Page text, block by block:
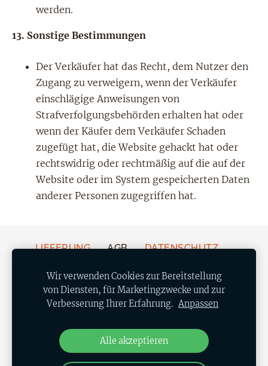
werden.
13. Sonstige Bestimmungen
Der Verkäufer hat das Recht, dem Nutzer den
Zugang zu verweigern, wenn der Verkäufer
einschlägige Anweisungen von
Strafverfolgungsbehörden erhalten hat oder
wenn der Käufer dem Verkäufer Schaden
zugefügt hat, die Website gehackt hat oder
rechtswidrig oder rechtmäßig auf die auf der
Website oder im System gespeicherten Daten
anderer Personen zugegriffen hat.
LIEFERUNG AGB
DATENSCHUTZ
Wir sind in Social Media
Mozello
— dem benutzerfreundlichsten Website-
Wir verwenden Cookies zur Bereitstellung
von Diensten, für Marketingzwecke und zur
Verbesserung Ihrer Erfahrung. Anpassen
Alle akzeptieren